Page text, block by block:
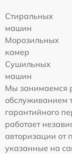
Стиральных
машин
Морозильных
камер
Сушильных
машин
Мы занимаемся
обслуживанием
гарантийного
работает
авторизации от
указанные на